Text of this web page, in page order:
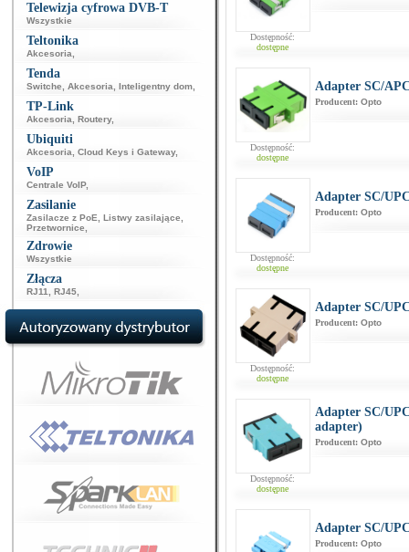
Telewizja cyfrowa DVB-T
Wszystkie
Teltonika
Akcesoria
Tenda
Switche Akcesoria Inteligentny dom
TP-Link
Akcesoria Routery,
Ubiquiti
Akcesoria Cloud Keys i Gateway,
VoIP
Centrale VoIP,
Zasilanie
Zasilacze z PoE Listwy zasilające
Przetwornice
Zdrowie
Wszystkie
Złącza
RJ11 RJ45
Dostępność:
dostępne
Dostępność:
dostępne
Adapter SC/
Producent: Opto
Dostępność:
dostępne
Adapter SC/
Producent: Opto
Dostępność:
dostępne
Adapter SC/
Producent: Opto
Dostępność:
dostępne
Adapter SC/
adapter)
Producent: Opto
Adapter SC/
Producent: Opto